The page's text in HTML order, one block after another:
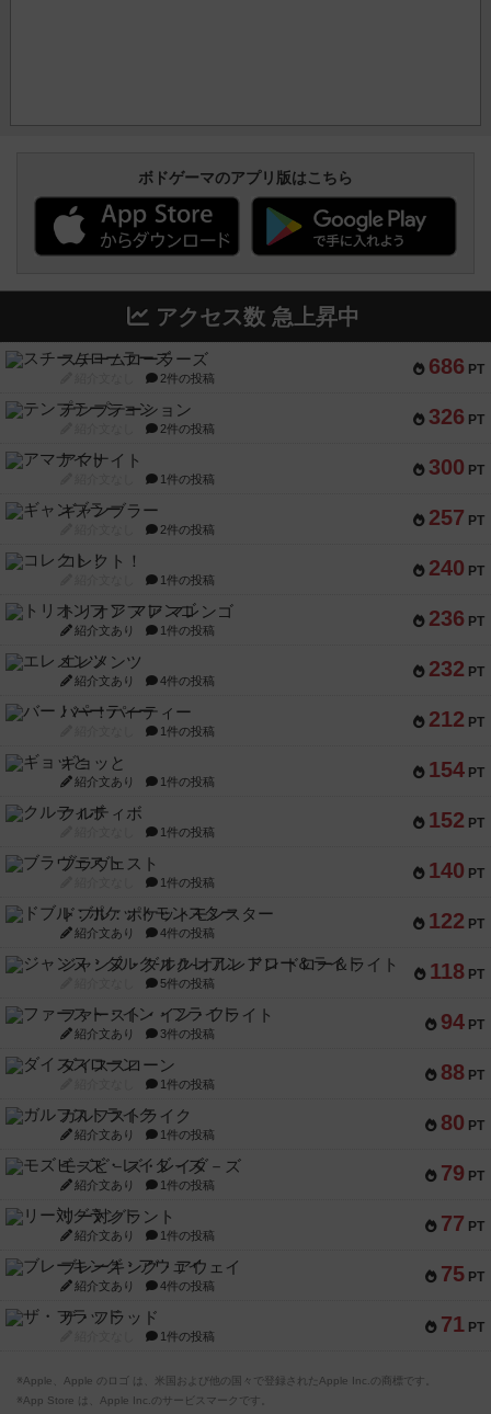
ボドゲーマのアプリ版はこちら
アクセス数 急上昇中
686 PT
スチームローラーズ
2件の投稿
326 PT
テンプテーション
2件の投稿
300 PT
アマナイト
1件の投稿
257 PT
ギャンブラー
2件の投稿
240 PT
コレクト！
1件の投稿
236 PT
トリオンフ ア マレンゴ
紹介文あり 1件の投稿
232 PT
エレメンツ
紹介文あり 4件の投稿
212 PT
バー！パーティー
1件の投稿
154 PT
ギョッと
紹介文あり 1件の投稿
152 PT
クルティボ
1件の投稿
140 PT
ブラヴェスト
1件の投稿
122 PT
ドブル：ポケットモンスター
紹介文あり 4件の投稿
118 PT
ジャンヌ・ダルク-オルレアン ドロー＆ライト
5件の投稿
94 PT
ファースト・イン・フライト
紹介文あり 3件の投稿
88 PT
ダイススローン
1件の投稿
80 PT
ガルフストライク
紹介文あり 1件の投稿
79 PT
モズビ－ズ・レイダ－ズ
紹介文あり 1件の投稿
77 PT
リー対グラント
紹介文あり 1件の投稿
75 PT
ブレーキング・アウェイ
紹介文あり 4件の投稿
71 PT
ザ・フラッド
1件の投稿
※Apple、Apple のロゴ は、米国および他の国々で登録されたApple Inc.の商標です。
※App Store は、Apple Inc.のサービスマークです。